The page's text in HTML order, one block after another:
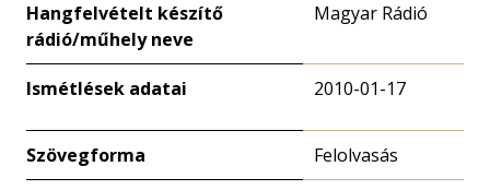
Hangfelvételt készítő
rádió/műhely neve
Magyar Rádió
Ismétlések adatai 2010-01-17
Szövegforma Felolvasás